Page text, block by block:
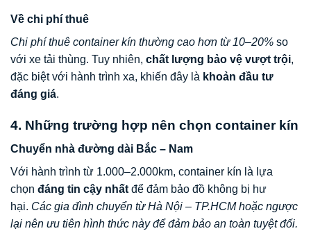
Về chi phí thuê
Chi phí thuê container kín thường cao hơn từ 10–20% so
với xe tải thùng. Tuy nhiên, chất lượng bảo vệ vượt trội,
đặc biệt với hành trình xa, khiến đây là khoản đầu tư
đáng giá.
4. Những trường hợp nên chọn container kín
Chuyển nhà đường dài Bắc – Nam
Với hành trình từ 1.000–2.000km, container kín là lựa
chọn đáng tin cậy nhất để đảm bảo đồ không bị hư
hại. Các gia đình chuyển từ Hà Nội – TP.HCM hoặc ngược
lại nên ưu tiên hình thức này để đảm bảo an toàn tuyệt đối.